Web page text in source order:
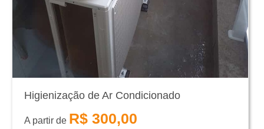
Higienização de Ar Condicionado
A partir de R$ 300,00